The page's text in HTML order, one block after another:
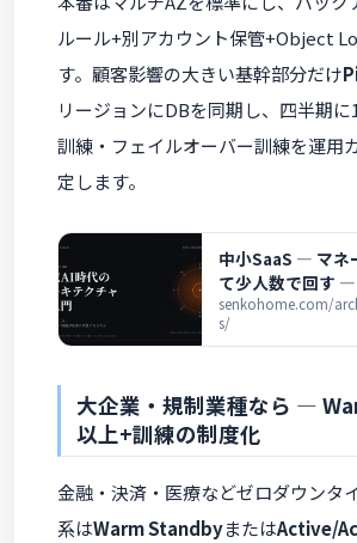
ルール+別アカウント保管+Object
す。顧客影響の大きい基幹部分だけ
リージョンにDBを同期し、四半期
訓練・フェイルオーバー訓練を運用
定します。
中小SaaS ― マネ
て少人数で回す
アーキテクチャ超
senkohome.com/
s/
大企業・規制業種なら ―
以上+訓練の制度化
金融・決済・医療などゼロダウンタ
系はWarm StandbyまたはActive/